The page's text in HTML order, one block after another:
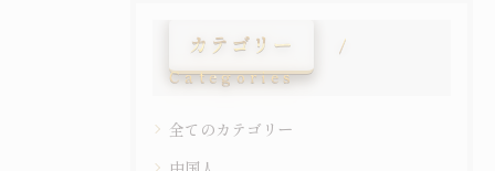
カテゴリー
Categories
全てのカテゴリー